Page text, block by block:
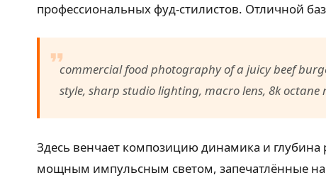
профессиональных фуд-стилистов. Отличной
commercial food photography of a juicy beef
style, sharp studio lighting, macro lens, 8k octane
Здесь венчает композицию динамика и глубина
мощным импульсным светом, запечатлённые на